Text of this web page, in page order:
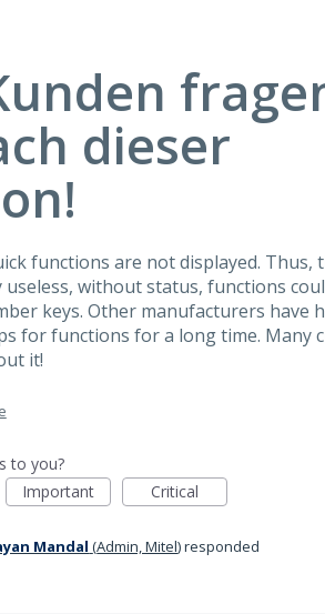
dieser
functions are not displayed. Thus,
useless, without status, functions
keys. Other manufacturers have
for functions for a long time. Many
it!
to you?
Important Critical
Mandal (Admin, Mitel)responded